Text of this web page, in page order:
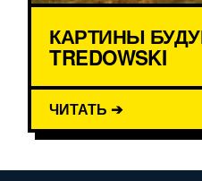
КАРТИНЫ
TREDOWSKI
ЧИТАТЬ ➔